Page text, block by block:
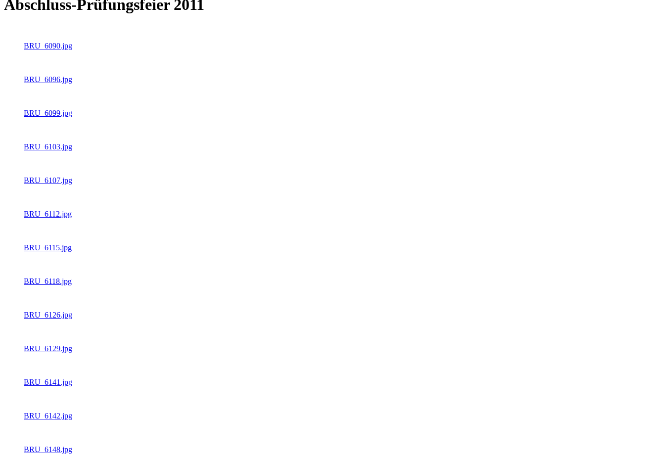
Abschluss-Prüfungsfeier 2011
BRU_6090.jpg
BRU_6096.jpg
BRU_6099.jpg
BRU_6103.jpg
BRU_6107.jpg
BRU_6112.jpg
BRU_6115.jpg
BRU_6118.jpg
BRU_6126.jpg
BRU_6129.jpg
BRU_6141.jpg
BRU_6142.jpg
BRU_6148.jpg